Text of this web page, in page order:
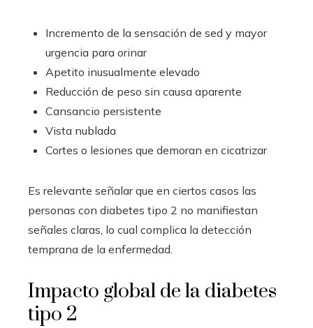
Incremento de la sensación de sed y mayor
urgencia para orinar
Apetito inusualmente elevado
Reducción de peso sin causa aparente
Cansancio persistente
Vista nublada
Cortes o lesiones que demoran en cicatrizar
Es relevante señalar que en ciertos casos las
personas con diabetes tipo 2 no manifiestan
señales claras, lo cual complica la detección
temprana de la enfermedad.
Impacto global de la diabetes
tipo 2